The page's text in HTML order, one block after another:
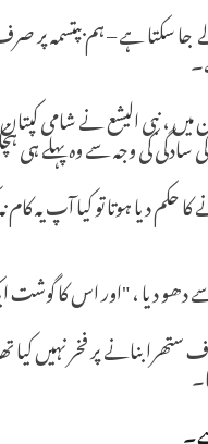
سکتا ہے – ہم بپتسمہ پر
سادگی کی وجہ سے وہ پہلے
کا حکم دیا ہوتا تو کیا آپ
دھو دیا ، "اور اس کا
بنانے پر فخر نہیں کیا